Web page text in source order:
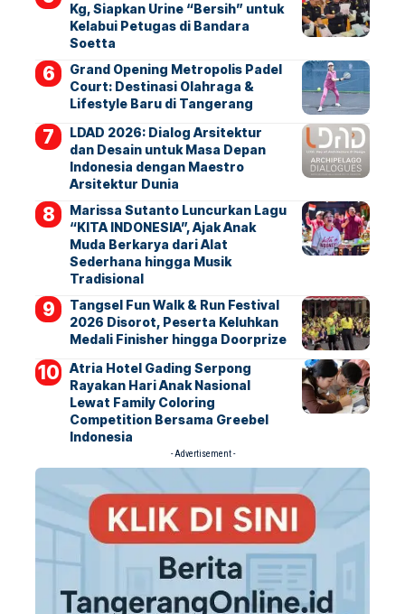
Kg, Siapkan Urine “Bersih” untuk
Kelabui Petugas di Bandara
Soetta
Grand Opening Metropolis Padel
Court: Destinasi Olahraga &
Lifestyle Baru di Tangerang
LDAD 2026: Dialog Arsitektur
dan Desain untuk Masa Depan
Indonesia dengan Maestro
Arsitektur Dunia
Marissa Sutanto Luncurkan Lagu
“KITA INDONESIA”, Ajak Anak
Muda Berkarya dari Alat
Sederhana hingga Musik
Tradisional
Tangsel Fun Walk & Run Festival
2026 Disorot, Peserta Keluhkan
Medali Finisher hingga Doorprize
Atria Hotel Gading Serpong
Rayakan Hari Anak Nasional
Lewat Family Coloring
Competition Bersama Greebel
Indonesia
- Advertisement -